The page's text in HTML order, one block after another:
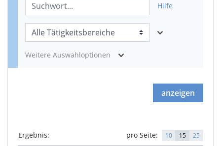
Hilfe
Weitere Auswahloptionen
anzeigen
Ergebnis: pro Seite: 10 15 25